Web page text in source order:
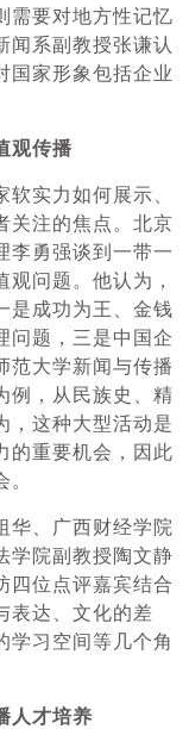
需要对地方性记忆
闻系副教授张谦认
国家形象包括企业
观传播
实力如何展示、
关注的焦点。北京
李勇强谈到一带一
问题。他认为，
是成功为王、金钱
问题，三是中国企
范大学新闻与传播
例，从民族史、精
，这种大型活动是
的重要机会，因此
、广西财经学院
学院副教授陶文静
四位点评嘉宾结合
表达、文化的差
学习空间等几个角
才培养